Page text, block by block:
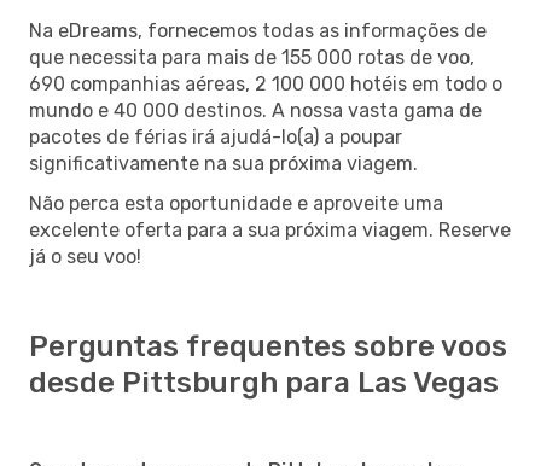
Na eDreams, fornecemos todas as informações de
que necessita para mais de 155 000 rotas de voo,
690 companhias aéreas, 2 100 000 hotéis em todo o
mundo e 40 000 destinos. A nossa vasta gama de
pacotes de férias irá ajudá-lo(a) a poupar
significativamente na sua próxima viagem.
Não perca esta oportunidade e aproveite uma
excelente oferta para a sua próxima viagem. Reserve
já o seu voo!
Perguntas frequentes sobre voos
desde Pittsburgh para Las Vegas